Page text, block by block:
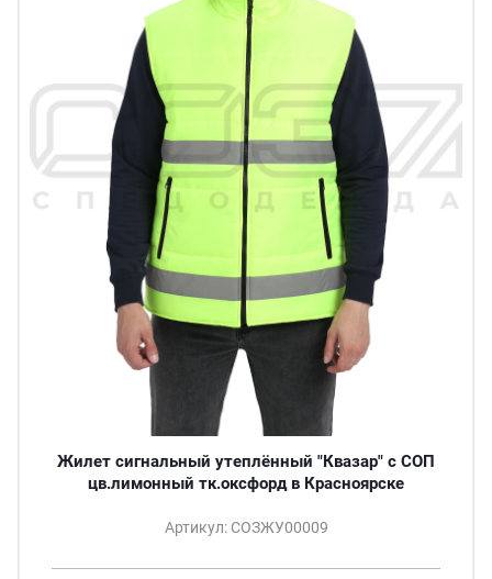
Жилет сигнальный утеплённый "Квазар" с СОП
цв.лимонный тк.оксфорд в Красноярске
Артикул: СОЗЖУ00009